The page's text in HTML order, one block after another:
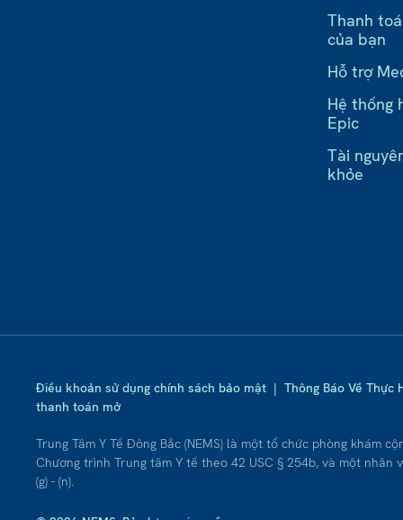
Thanh
của bạn
Hỗ trợ
Hệ thống
Epic
Tài
khỏe
Điều khoản sử dụng chính sách bảo mật | Thông Báo Về Thực
thanh toán mở
Trung Tâm Y Tế Đông Bắc (NEMS) là một tổ chức phòng khám
Chương trình Trung tâm Y tế theo 42 USC § 254b, và một nhân
(g) - (n).